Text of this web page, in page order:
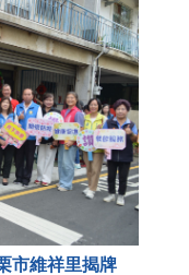
市維祥里揭牌